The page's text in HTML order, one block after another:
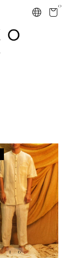
0
1/6